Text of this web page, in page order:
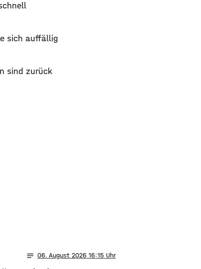
sich auffällig
sind zurück
notes 06. August 2026 16:15